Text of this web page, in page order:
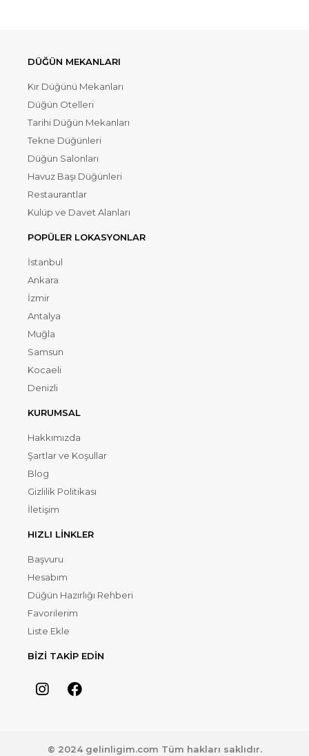
DÜĞÜN MEKANLARI
Kır Düğünü Mekanları
Düğün Otelleri
Tarihi Düğün Mekanları
Tekne Düğünleri
Düğün Salonları
Havuz Başı Düğünleri
Restaurantlar
Kulüp ve Davet Alanları
POPÜLER LOKASYONLAR
İstanbul
Ankara
İzmir
Antalya
Muğla
Samsun
Kocaeli
Denizli
KURUMSAL
Hakkımızda
Şartlar ve Koşullar
Blog
Gizlilik Politikası
İletişim
HIZLI LİNKLER
Başvuru
Hesabım
Düğün Hazırlığı Rehberi
Favorilerim
Liste Ekle
BİZİ TAKİP EDİN
© 2024 gelinligim.com Tüm hakları saklıdır.